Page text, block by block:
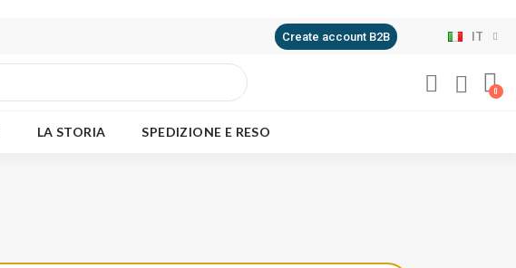
Create account B2B IT
LA STORIA SPEDIZIONE E RESO